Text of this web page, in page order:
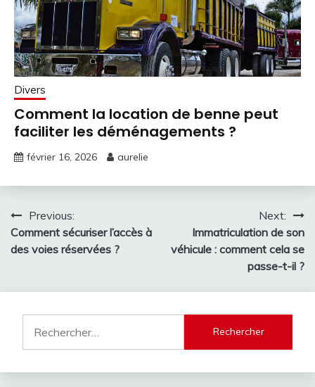
Divers
Comment la location de benne peut
faciliter les déménagements ?
février 16, 2026 aurelie
Navigation
de
Previous:
Comment sécuriser l’accès à
des voies réservées ?
Next:
Immatriculation de son
véhicule : comment cela se
passe-t-il ?